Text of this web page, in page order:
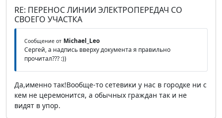
RE: ПЕРЕНОС ЛИНИИ ЭЛЕКТРОПЕРЕДАЧ СО
СВОЕГО УЧАСТКА
Сообщение от Michael_Leo
Сергей, а надпись вверху документа я правильно
прочитал??? :))
Да,именно так!Вообще-то сетевики у нас в городке ни с
кем не церемонится, а обычных граждан так и не
видят в упор.